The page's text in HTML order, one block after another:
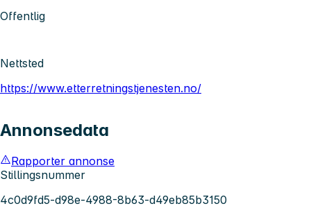
Offentlig
Nettsted
https://www.etterretningstjenesten.no/
Annonsedata
Rapporter annonse
Stillingsnummer
4c0d9fd5-d98e-4988-8b63-d49eb85b3150